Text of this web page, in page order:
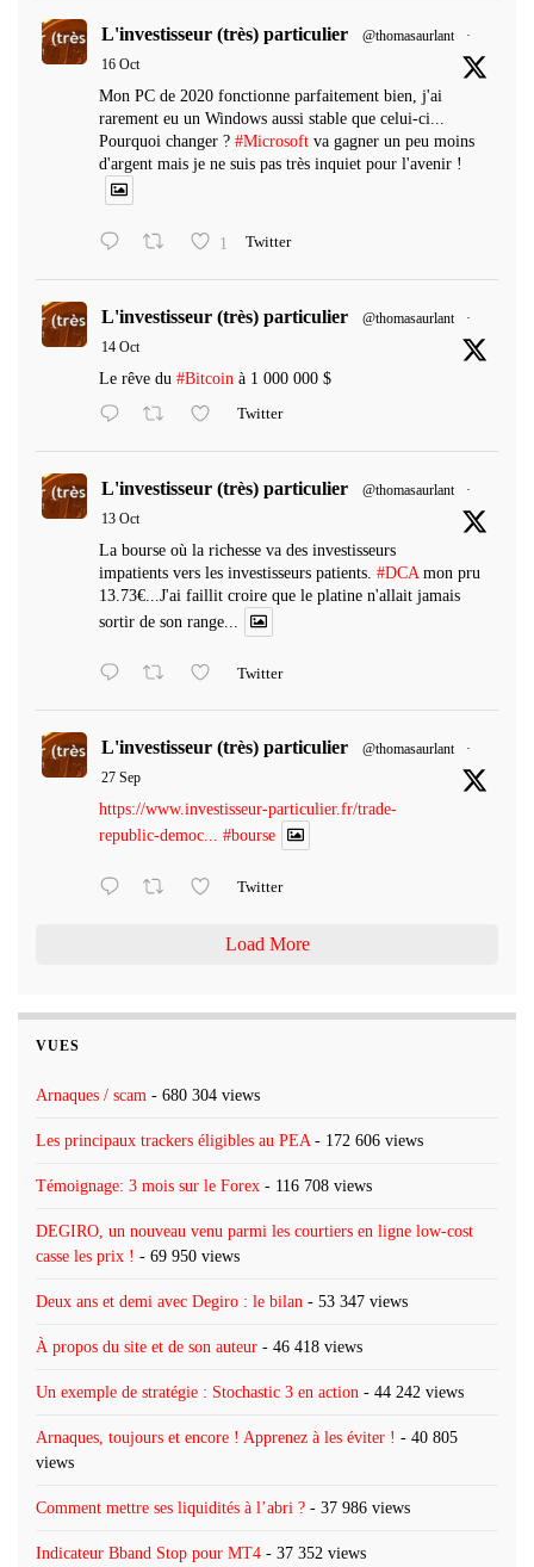
L'investisseur (très) particulier @thomasaurlant
·
16 Oct
Mon PC de 2020 fonctionne parfaitement bien, j'ai
rarement eu un Windows aussi stable que celui-ci...
Pourquoi changer ? #Microsoft va gagner un peu moins
d'argent mais je ne suis pas très inquiet pour l'avenir !
1 Twitter
L'investisseur (très) particulier @thomasaurlant
·
14 Oct
Le rêve du #Bitcoin à 1 000 000 $
Twitter
L'investisseur (très) particulier @thomasaurlant
·
13 Oct
La bourse où la richesse va des investisseurs
impatients vers les investisseurs patients. #DCA mon pru
13.73€...J'ai faillit croire que le platine n'allait jamais
sortir de son range...
Twitter
L'investisseur (très) particulier @thomasaurlant
·
27 Sep
https://www.investisseur-particulier.fr/trade-
republic-democ... #bourse
Twitter
Load More
VUES
Arnaques / scam - 680 304 views
Les principaux trackers éligibles au PEA - 172 606 views
Témoignage: 3 mois sur le Forex - 116 708 views
DEGIRO, un nouveau venu parmi les courtiers en ligne low-cost
casse les prix ! - 69 950 views
Deux ans et demi avec Degiro : le bilan - 53 347 views
À propos du site et de son auteur - 46 418 views
Un exemple de stratégie : Stochastic 3 en action - 44 242 views
Arnaques, toujours et encore ! Apprenez à les éviter ! - 40 805
views
Comment mettre ses liquidités à l’abri ? - 37 986 views
Indicateur Bband Stop pour MT4 - 37 352 views